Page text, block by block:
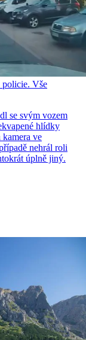
policie. Vše
se svým vozem
hlídky
kamera ve
nehrál roli
úplně jiný.